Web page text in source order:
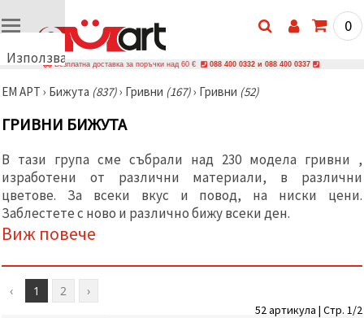
Използваме
🍪
бисквитки
за да
осигурим
правилната
работа на
сайта, да
подобрим
твоето
и, с твое
съгласие,
да
анализираме
0
Безплатна доставка за поръчки над 60 € 088 400 0332 и 088 400 0337
ЕМ АРТ › Бижутa (837)› Гривни (167)› Гривни (52)
ГРИВНИ БИЖУТА
В тази група сме събрали над 230 модела гривни ,
изработени от различни материали, в различни
цветове. За всеки вкус и повод, на ниски цени.
Заблестете с ново и различно бижу всеки ден.
Виж повече
‹ 1 2 ›
52 артикула | Стр. 1/2